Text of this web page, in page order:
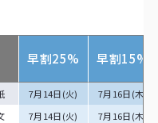
早割25% 早割15%
7月14日(火)
7月16日(木)
7月14日(火)
7月16日(木)